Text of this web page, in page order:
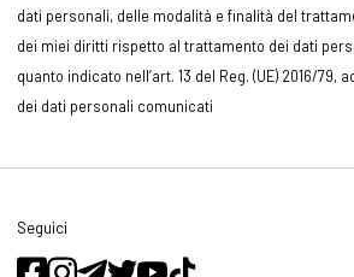
dati personali, delle modalità e finalità del
dei miei diritti rispetto al trattamento dei dati
quanto indicato nell’art. 13 del Reg. (UE) 2016/
dei dati personali comunicati
Seguici